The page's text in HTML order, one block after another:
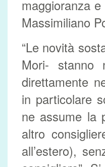
maggioranza
Massimiliano
“Le novità
Mori- stanno
direttamente
in particolare
ne assume la
altro
all’estero),